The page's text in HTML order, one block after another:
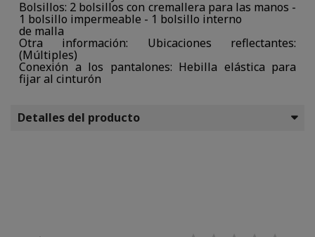
Bolsillos: 2 bolsillos con cremallera para las manos -
1 bolsillo impermeable - 1 bolsillo interno
de malla
Otra información: Ubicaciones reflectantes:
(Múltiples)
Conexión a los pantalones: Hebilla elástica para
fijar al cinturón
Detalles del producto